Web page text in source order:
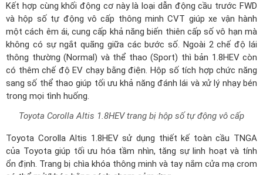
Toyota Corolla Altis 1.8HEV trang bị hộp số tự động vô cấp
Toyota Corolla Altis 1.8HEV sử dụng thiết kế toàn cầu TNGA
của Toyota giúp tối ưu hóa tầm nhìn, tăng sự linh hoạt và tính
ổn định. Trang bị chìa khóa thông minh và tay nắm cửa mạ crom
có thể mở/khóa bằng cách chạm cảm ứng.
nhất của dòng Toyota Altis thế hệ mới chào sân tại thị trường
Việt Nam. Mẫu xe được trang bị hệ thống an toàn Toyota
Safety Sense thế hệ thứ 2 mới nhất và đầy đủ các tính năng